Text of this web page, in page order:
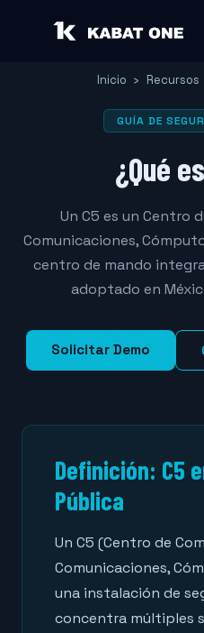
Inicio › Recursos
GUÍA DE
¿Qué
Un C5 es un Centro
Comunicaciones,
centro de mando
adoptado en
Solicitar Demo
Definición: C5
Pública
Un C5 (Centro de
Comunicaciones,
una instalación de
concentra múltiples